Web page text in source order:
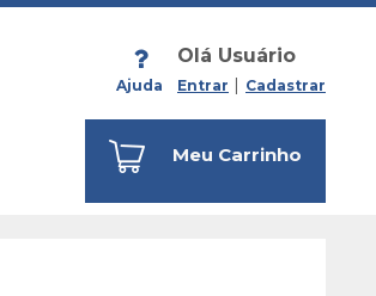
Ajuda
Olá Usuário
Entrar Cadastrar
Meu Carrinho